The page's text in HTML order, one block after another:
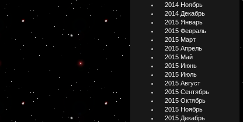
2014 Ноябрь
2014 Декабрь
2015 Январь
2015 Февраль
2015 Март
2015 Апрель
2015 Май
2015 Июнь
2015 Июль
2015 Август
2015 Сентябрь
2015 Октябрь
2015 Ноябрь
2015 Декабрь